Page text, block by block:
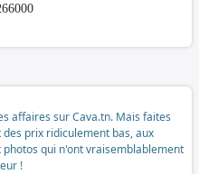
affaires sur Cava.tn. Mais faites
prix ridiculement bas, aux
photos qui n'ont vraisemblablement
!